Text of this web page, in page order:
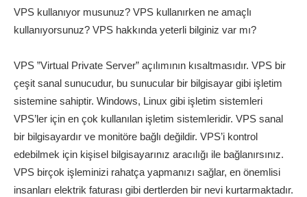
VPS kullanıyor musunuz? VPS kullanırken ne amaçlı
kullanıyorsunuz? VPS hakkında yeterli bilginiz var mı?
VPS ”Virtual Private Server” açılımının kısaltmasıdır. VPS bir
çeşit sanal sunucudur, bu sunucular bir bilgisayar gibi işletim
sistemine sahiptir. Windows, Linux gibi işletim sistemleri
VPS’ler için en çok kullanılan işletim sistemleridir. VPS sanal
bir bilgisayardır ve monitöre bağlı değildir. VPS’i kontrol
edebilmek için kişisel bilgisayarınız aracılığı ile bağlanırsınız.
VPS birçok işleminizi rahatça yapmanızı sağlar, en önemlisi
insanları elektrik faturası gibi dertlerden bir nevi kurtarmaktadır.